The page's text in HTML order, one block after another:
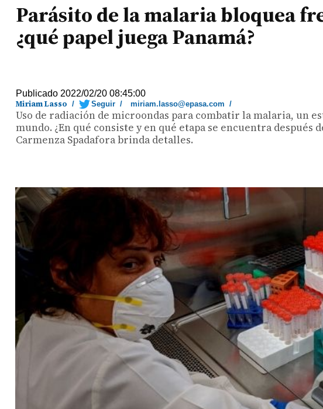
Parásito de la malaria bloquea
¿qué papel juega Panamá?
Publicado 2022/02/20 08:45:00
Miriam Lasso / Seguir / miriam.lasso@epasa.com /
Uso de radiación de microondas para combatir la malaria, un
mundo. ¿En qué consiste y en qué etapa se encuentra después
Carmenza Spadafora brinda detalles.